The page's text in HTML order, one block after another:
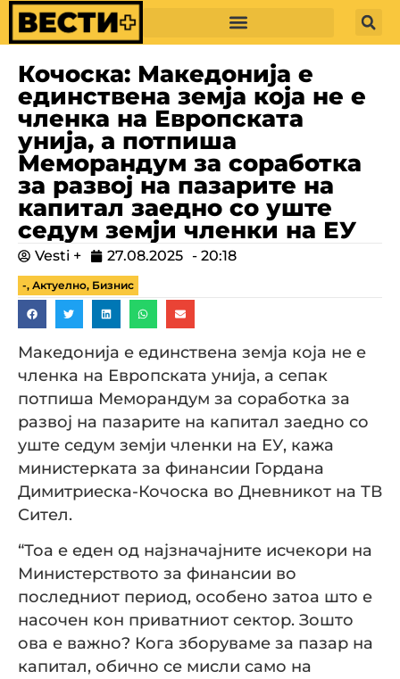
Кочоска: Македонија е
единствена земја која не е
членка на Европската
унија, a потпиша
Меморандум за соработка
за развој на пазарите на
капитал заедно со уште
седум земји членки на ЕУ
Vesti + 27.08.2025 - 20:18
-, Актуелно, Бизнис
Македонија е единствена земја која не е
членка на Европската унија, а сепак
потпиша Меморандум за соработка за
развој на пазарите на капитал заедно со
уште седум земји членки на ЕУ, кажа
министерката за финансии Гордана
Димитриеска-Кочоска во Дневникот на ТВ
Сител.
“Тоа е еден од најзначајните исчекори на
Министерството за финансии во
последниот период, особено затоа што е
насочен кон приватниот сектор. Зошто
ова е важно? Кога зборуваме за пазар на
капитал, обично се мисли само на